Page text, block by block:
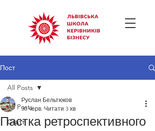
Пост
All Posts
Статті
All Posts
Пастка ретроспективного
Руслан Бельтюков
30 черв. Читати 3 хв